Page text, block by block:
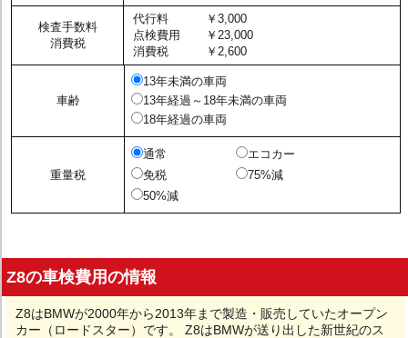
検査手数料
消費税
代行料
￥3,000
点検費用
￥23,000
消費税
￥2,600
車齢
13年未満の車両
13年経過～18年未満の車両
18年経過の車両
重量税
通常
エコカー
免税
75%減
50%減
Z8の車検費用の情報
Z8はBMWが2000年から2013年まで製造・販売していたオープン
カー（ロードスター）です。 Z8はBMWが送り出した新世紀のス